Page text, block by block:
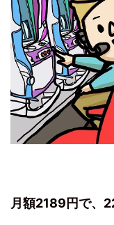
月額2189円で、